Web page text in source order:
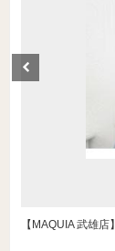
【MAQUIA 武雄店】